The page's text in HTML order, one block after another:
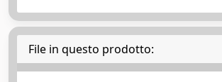
File in questo prodotto: